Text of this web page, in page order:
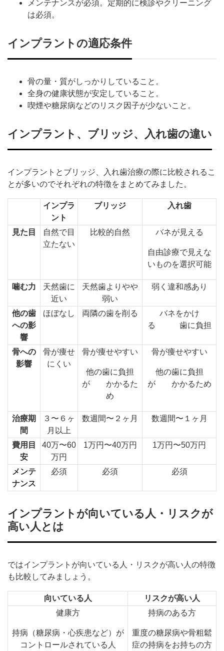
メンテナンスが必須。定期的に検診やクリーニング
は必須。
インプラントの適応条件
骨の量・質がしっかりしていること。
全身の健康状態が安定していること。
喫煙や糖尿病などのリスク因子が少ないこと。
インプラント、ブリッジ、入れ歯の違い
インプラントとブリッジ、入れ歯治療の際に比較されるこ
とが多いのでそれぞれの特徴をまとめてみました。
インプラ
ント
ブリッジ 入れ歯
見た目
自然で目
立たない
比較的自然 バネが見える
自由診療で見えな
いものを選択可能
噛む力
天然歯に
近い
天然歯よりやや
弱い
弱く違和感あり
他の歯
への影
響
ほぼなし 両隣の歯を削る
バネをかけ
る 歯に負担
骨への
影響
骨が痩せ
にくい
骨が痩せやすい
他の歯に負担
が かかるた
め
骨が痩せやすい
他の歯に負担
が かかるため
治療期
間
３〜６ヶ
月以上
数週間〜２ヶ月 数週間〜１ヶ月
費用目
安
40万〜60
万円
1万円〜40万円 1万円〜50万円
メンテ
ナンス
必須 必須 必須
インプラントが向いている人・リスクが
高い人とは
ではインプラントが向いている人・リスクが高い人の特徴
も比較してみましょう。
向いている人
リスクが高い人
健康方
持病（糖尿病・心疾患など）が
コントロールされている人
持病のある方
重度の糖尿病や骨粗鬆
症の持病をお持ちの方